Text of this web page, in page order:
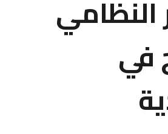
النظامي
في